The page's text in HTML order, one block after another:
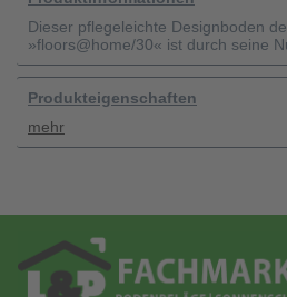
Dieser pflegeleichte Designboden
»floors@home/30« ist durch seine
Produkteigenschaften
mehr